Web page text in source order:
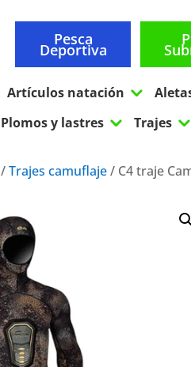
Pesca
Deportiva
Artículos natación 3
Plomos y lastres 3 Trajes 3
/Trajes camuflaje/ C4 traje